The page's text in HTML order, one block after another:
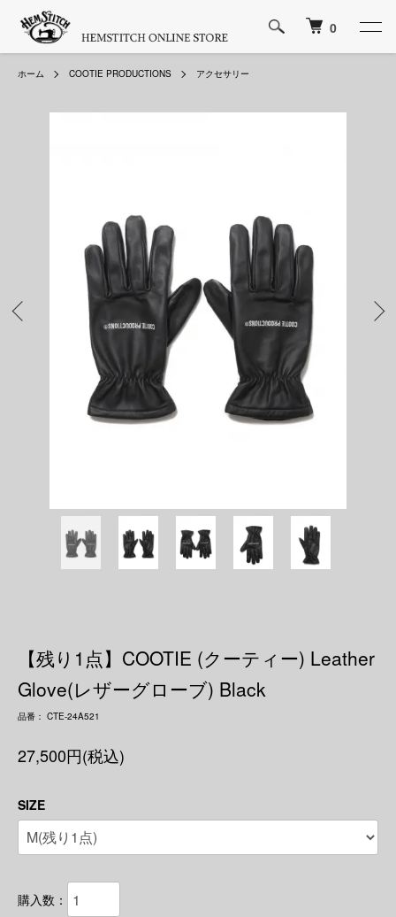
0
ホーム COOTIE PRODUCTIONS アクセサリー
【残り1点】COOTIE (クーティー) Leather
Glove(レザーグローブ) Black
品番： CTE-24A521
27,500円(税込)
SIZE
購入数：